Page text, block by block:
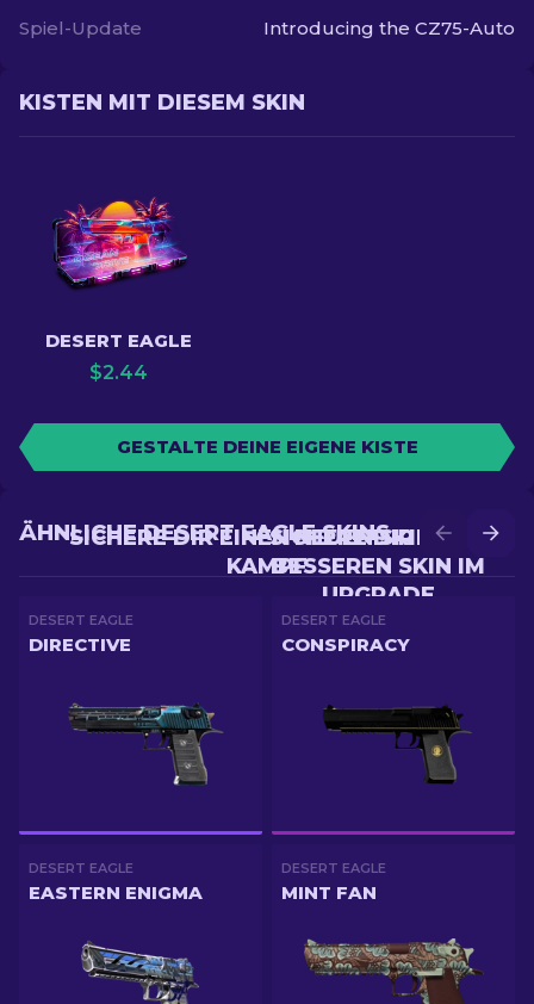
Spiel-Update Introducing the CZ75-Auto
KISTEN MIT DIESEM SKIN
DESERT EAGLE
$2.44
GESTALTE DEINE EIGENE KISTE
SICHERE DIR EINEN
BESSEREN SKIN IM
UPGRADE
SICHERE DIR EINEN NEUEN SKIN IM
KAMPF
ÄHNLICHE DESERT EAGLE SKINS
DESERT EAGLE
DIRECTIVE
DESERT EAGLE
CONSPIRACY
DESERT EAGLE
EASTERN ENIGMA
DESERT EAGLE
MINT FAN